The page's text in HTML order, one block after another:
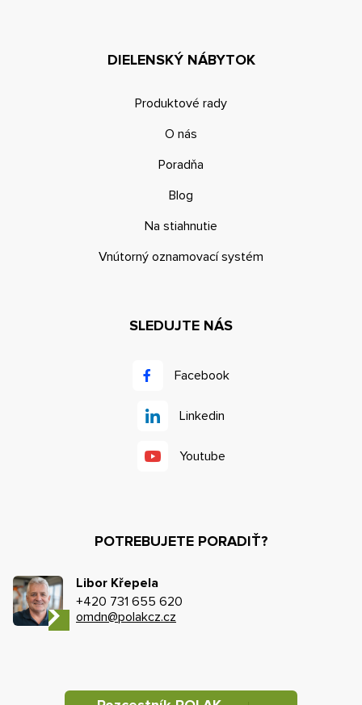
DIELENSKÝ NÁBYTOK
Produktové rady
O nás
Poradňa
Blog
Na stiahnutie
Vnútorný oznamovací systém
SLEDUJTE NÁS
Facebook
Linkedin
Youtube
POTREBUJETE PORADIŤ?
Libor Křepela
+420 731 655 620
omdn@polakcz.cz